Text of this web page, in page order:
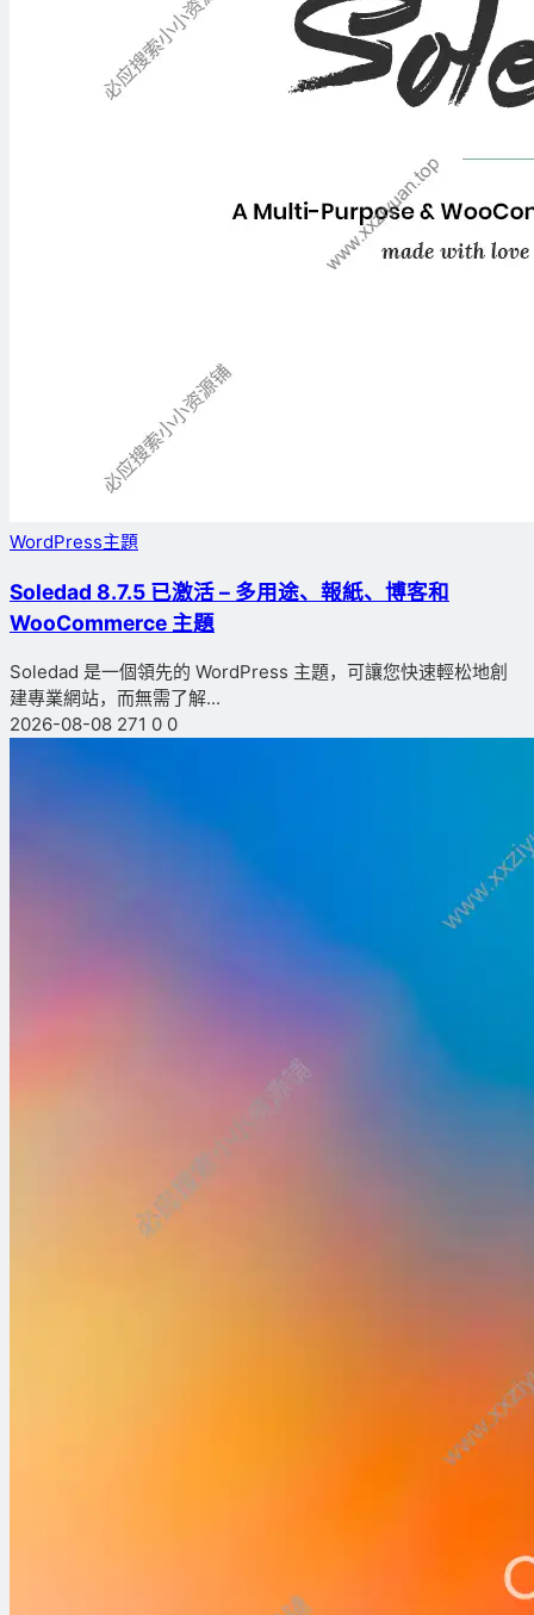
WordPress主題
Soledad 8.7.5 已激活 – 多用途、報紙、博客和
WooCommerce 主題
Soledad 是一個領先的 WordPress 主題，可讓您快速輕松地創
建專業網站，而無需了解...
2026-08-08 271 0 0